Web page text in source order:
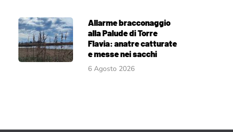
Allarme bracconaggio
alla Palude di Torre
Flavia: anatre catturate
e messe nei sacchi
6 Agosto 2026